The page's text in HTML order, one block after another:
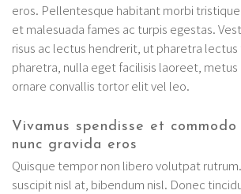
eros. Pellentesque habitant morbi
et malesuada fames ac turpis egestas.
risus ac lectus hendrerit, ut pharetra
pharetra, nulla eget facilisis laoreet,
ornare convallis tortor elit vel leo.
Vivamus spendisse et
nunc gravida eros
Quisque tempor non libero volutpat
suscipit nisl at, bibendum nisl. Donec